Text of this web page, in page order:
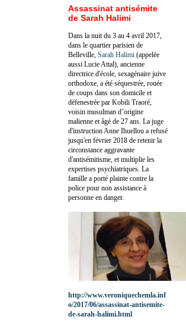
Assassinat antisémite
de Sarah Halimi
Dans la nuit du 3 au 4 avril 2017,
dans le quartier parisien de
Belleville, Sarah Halimi (appelée
aussi Lucie Attal), ancienne
directrice d'école, sexagénaire juive
orthodoxe, a été séquestrée, rouée
de coups dans son domicile et
défenestrée par Kobili Traoré,
voisin musulman d’origine
malienne et âgé de 27 ans. La juge
d'instruction Anne Ihuellou a refusé
jusqu'en février 2018 de retenir la
circonstance aggravante
d'antisémitisme, et multiplie les
expertises psychiatriques. La
famille a porté plainte contre la
police pour non assistance à
personne en danger.
http://www.veroniquechemla.inf
o/2017/06/assassinat-antisemite-
de-sarah-halimi.html